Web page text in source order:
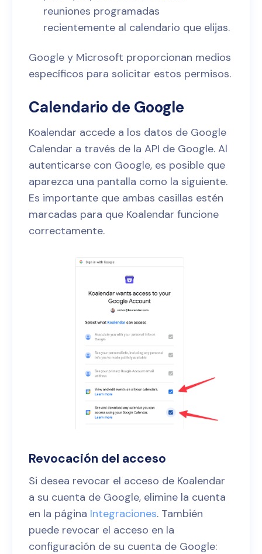
reuniones programadas
recientemente al calendario que elijas.
Google y Microsoft proporcionan medios
específicos para solicitar estos permisos.
Calendario de Google
Koalendar accede a los datos de Google
Calendar a través de la API de Google. Al
autenticarse con Google, es posible que
aparezca una pantalla como la siguiente.
Es importante que ambas casillas estén
marcadas para que Koalendar funcione
correctamente.
Revocación del acceso
Si desea revocar el acceso de Koalendar
a su cuenta de Google, elimine la cuenta
en la página Integraciones. También
puede revocar el acceso en la
configuración de su cuenta de Google: